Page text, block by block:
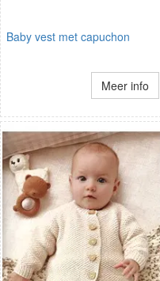
Baby vest met capuchon
Meer info